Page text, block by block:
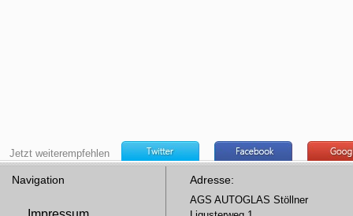
Jetzt weiterempfehlen
Navigation Adresse:
AGS AUTOGLAS Stöllner